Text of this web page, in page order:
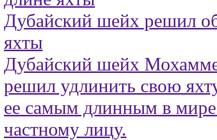
Дубайский шейх решил
яхты
Дубайский шейх
решил удлинить свою
ее самым длинным в
частному лицу.